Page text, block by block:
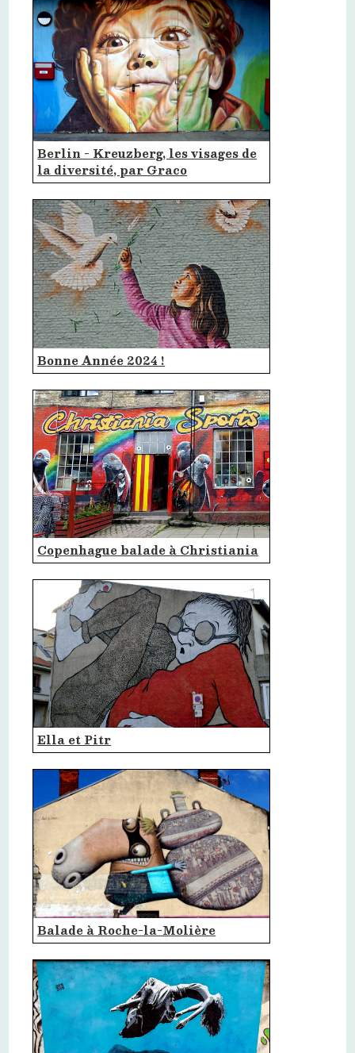
Berlin - Kreuzberg, les visages de
la diversité, par Graco
Bonne Année 2024 !
Copenhague balade à Christiania
Ella et Pitr
Balade à Roche-la-Molière